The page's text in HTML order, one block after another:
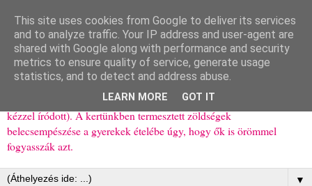
Ízőrző
Kisgyerekes család kipróbált, többnyire egészséges ételeket
bemutató receptjei a mindennapokra (mert a papírfecniket folyton
elhagyom) és gyerekeimnek ajándékba (mint régen, csak ez nem
kézzel íródott). A kertünkben termesztett zöldségek
belecsempészése a gyerekek ételébe úgy, hogy ők is örömmel
fogyasszák azt.
▼
This site uses cookies from Google to deliver its services
and to analyze traffic. Your IP address and user-agent are
shared with Google along with performance and security
metrics to ensure quality of service, generate usage
statistics, and to detect and address abuse.
LEARN MORE GOT IT